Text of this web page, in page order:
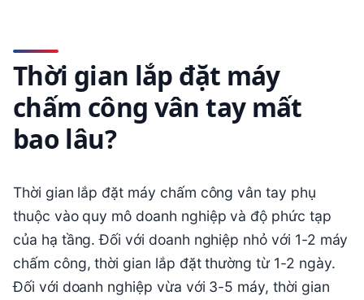
Thời gian lắp đặt máy
chấm công vân tay mất
bao lâu?
Thời gian lắp đặt máy chấm công vân tay phụ
thuộc vào quy mô doanh nghiệp và độ phức tạp
của hạ tầng. Đối với doanh nghiệp nhỏ với 1-2 máy
chấm công, thời gian lắp đặt thường từ 1-2 ngày.
Đối với doanh nghiệp vừa với 3-5 máy, thời gian